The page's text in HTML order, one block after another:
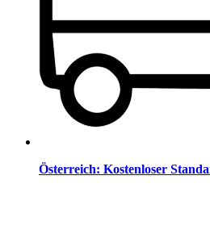
Österreich: Kostenloser